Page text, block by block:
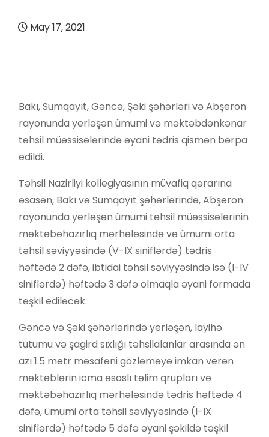
May 17, 2021
Bakı, Sumqayıt, Gəncə, Şəki şəhərləri və Abşeron
rayonunda yerləşən ümumi və məktəbdənkənar
təhsil müəssisələrində əyani tədris qismən bərpa
edildi.
Təhsil Nazirliyi kollegiyasının müvafiq qərarına
əsasən, Bakı və Sumqayıt şəhərlərində, Abşeron
rayonunda yerləşən ümumi təhsil müəssisələrinin
məktəbəhazırlıq mərhələsində və ümumi orta
təhsil səviyyəsində (V-IX siniflərdə) tədris
həftədə 2 dəfə, ibtidai təhsil səviyyəsində isə (I-IV
siniflərdə) həftədə 3 dəfə olmaqla əyani formada
təşkil ediləcək.
Gəncə və Şəki şəhərlərində yerləşən, layihə
tutumu və şagird sıxlığı təhsilalanlar arasında ən
azı 1.5 metr məsafəni gözləməyə imkan verən
məktəblərin icma əsaslı təlim qrupları və
məktəbəhazırlıq mərhələsində tədris həftədə 4
dəfə, ümumi orta təhsil səviyyəsində (I-IX
siniflərdə) həftədə 5 dəfə əyani şəkildə təşkil